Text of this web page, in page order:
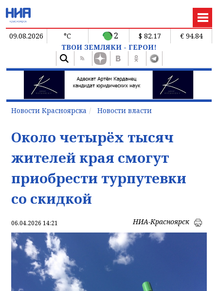
09.08.2026 °C 2 $ 82.17
€ 94.84
ТВОИ ЗЕМЛЯКИ - ГЕРОИ!
Новости Красноярска Новости власти
Около четырёх тысяч
жителей края смогут
приобрести турпутевки
со скидкой
06.04.2026 14:21 НИА-Красноярск